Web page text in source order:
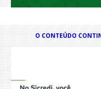
O CONTEÚDO